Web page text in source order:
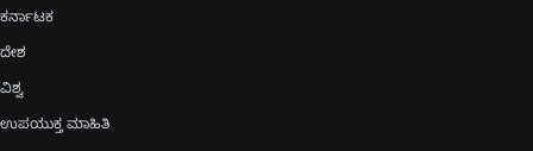
ಕರ್ನಾಟಕ
ದೇಶ
ವಿಶ್ವ
ಉಪಯುಕ್ತ ಮಾಹಿತಿ